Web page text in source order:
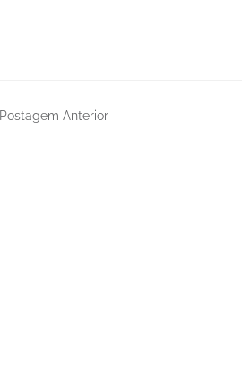
Postagem Anterior